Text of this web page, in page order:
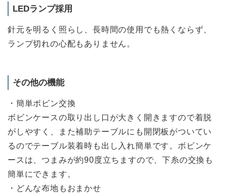
LEDランプ採用
針元を明るく照らし、長時間の使用でも熱くならず、
ランプ切れの心配もありません。
その他の機能
・簡単ボビン交換
ボビンケースの取り出し口が大きく開きますので着脱
がしやすく、また補助テーブルにも開閉板がついてい
るのでテーブル装着時も出し入れ簡単です。ボビンケ
ースは、つまみが約90度立ちますので、下糸の交換も
簡単にできます。
・どんな布地もおまかせ